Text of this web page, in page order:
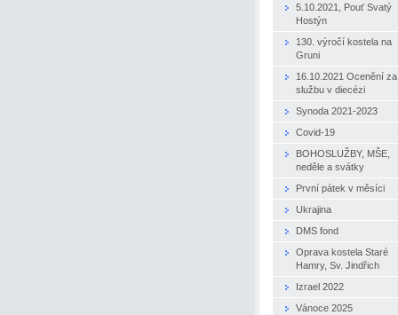
5.10.2021, Pouť Svatý
Hostýn
130. výročí kostela na
Gruni
16.10.2021 Ocenění za
službu v diecézi
Synoda 2021-2023
Covid-19
BOHOSLUŽBY, MŠE,
neděle a svátky
První pátek v měsíci
Ukrajina
DMS fond
Oprava kostela Staré
Hamry, Sv. Jindřich
Izrael 2022
Vánoce 2025